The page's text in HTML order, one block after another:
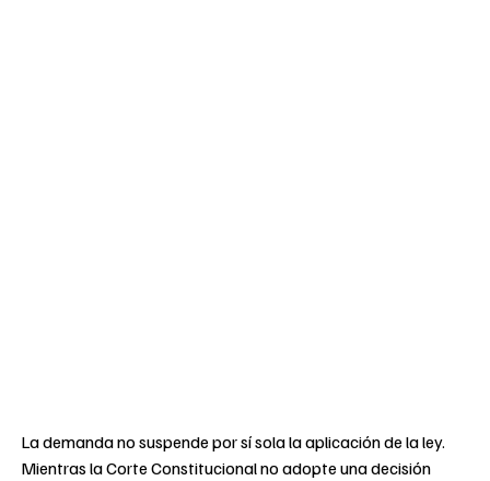
La demanda no suspende por sí sola la aplicación de la ley.
Mientras la Corte Constitucional no adopte una decisión